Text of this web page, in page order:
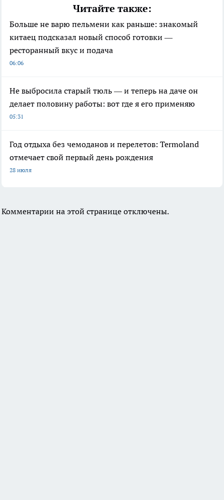
Читайте также:
Больше не варю пельмени как раньше: знакомый
китаец подсказал новый способ готовки —
ресторанный вкус и подача
06:06
Не выбросила старый тюль — и теперь на даче он
делает половину работы: вот где я его применяю
05:31
Год отдыха без чемоданов и перелетов: Termoland
отмечает свой первый день рождения
28 июля
Комментарии на этой странице отключены.